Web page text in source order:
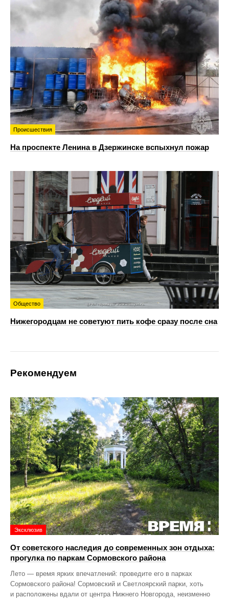
Происшествия
На проспекте Ленина в Дзержинске вспыхнул пожар
Общество
Нижегородцам не советуют пить кофе сразу после сна
Рекомендуем
Эксклюзив
От советского наследия до современных зон отдыха:
прогулка по паркам Сормовского района
Лето — время ярких впечатлений: проведите его в парках
Сормовского района! Сормовский и Светлоярский парки, хоть
и расположены вдали от центра Нижнего Новгорода, неизменно